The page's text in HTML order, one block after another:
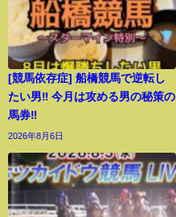
[競馬依存症] 船橋競馬で逆転し
たい男‼️ 今月は攻める男の秘策の
馬券‼️
2026年8月6日